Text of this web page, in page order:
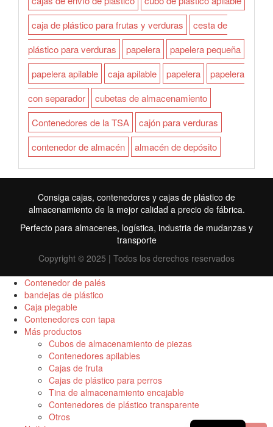
caja de plástico para frutas y verduras
cesta de
plástico para verduras
papelera
papelera pequeña
papelera apilable
caja apilable papelera
papelera
con separador
cubetas de almacenamiento
Contenedores de la TSA
cajón para verduras
contenedor de almacén
almacén de depósito
Consiga cajas, contenedores y cajas de plástico de
almacenamiento de la mejor calidad a precio de fábrica.
Perfecto para almacenes, logística, industria de mudanzas y
transporte
Copyright © 2025 | Todos los derechos reservados
Contenedor de palés
bandejas de plástico
Caja plegable
Contenedores con tapa
Más productos
Cubos de almacenamiento de piezas
Contenedores apilables
Cajas de fruta
Cajas de plástico para perros
Tina de almacenamiento encajable
Contenedores de plástico transparente
Otros